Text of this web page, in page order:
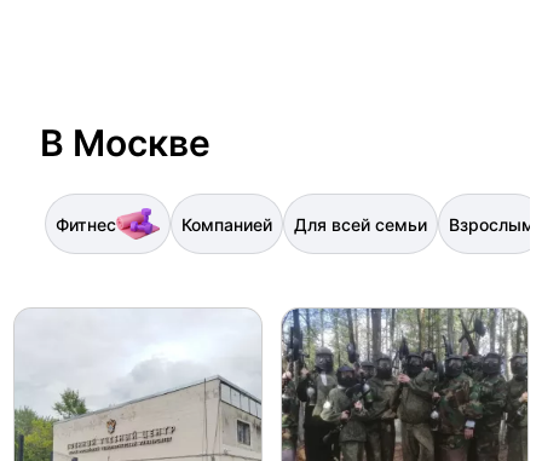
В Москве
Фитнес Компанией Для всей семьи Взрослым